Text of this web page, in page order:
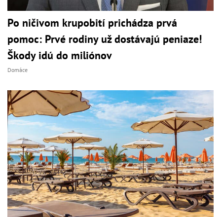
Po ničivom krupobití prichádza prvá
pomoc: Prvé rodiny už dostávajú peniaze!
Škody idú do miliónov
Domáce